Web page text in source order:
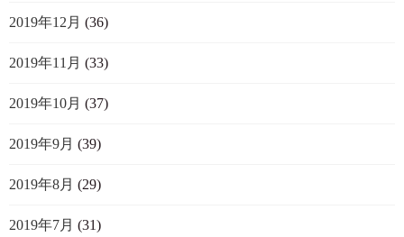
2019年12月 (36)
2019年11月 (33)
2019年10月 (37)
2019年9月 (39)
2019年8月 (29)
2019年7月 (31)